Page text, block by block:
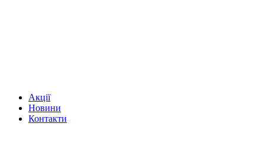
Акції
Новини
Контакти